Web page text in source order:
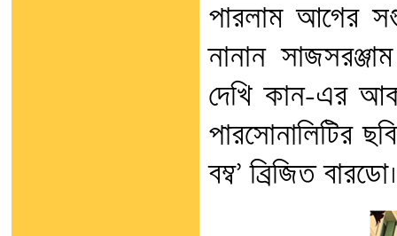
পারলাম আগের
নানান
দেখি কান-এর
পারসোনালিটির
বম্ব’ ব্রিজিত বারডো।